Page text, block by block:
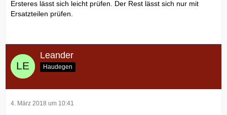
Ersteres lässt sich leicht prüfen. Der Rest lässt sich nur mit
Ersatzteilen prüfen.
Leander
Haudegen
4. März 2018 um 10:41